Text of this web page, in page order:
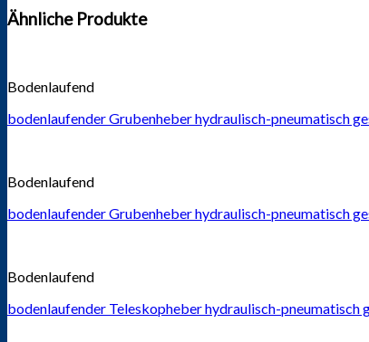
Ähnliche Produkte
Bodenlaufend
bodenlaufender Grubenheber hydraulisch-pneumatisch
Bodenlaufend
bodenlaufender Grubenheber hydraulisch-pneumatisch
Bodenlaufend
bodenlaufender Teleskopheber hydraulisch-